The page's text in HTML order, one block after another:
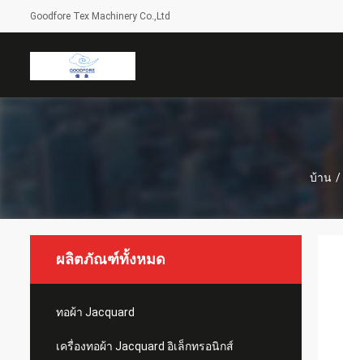
Goodfore Tex Machinery Co.,Ltd
บ้าน /
ผลิตภัณฑ์ทั้งหมด
ทอผ้า Jacquard
เครื่องทอผ้า Jacquard อิเล็กทรอนิกส์